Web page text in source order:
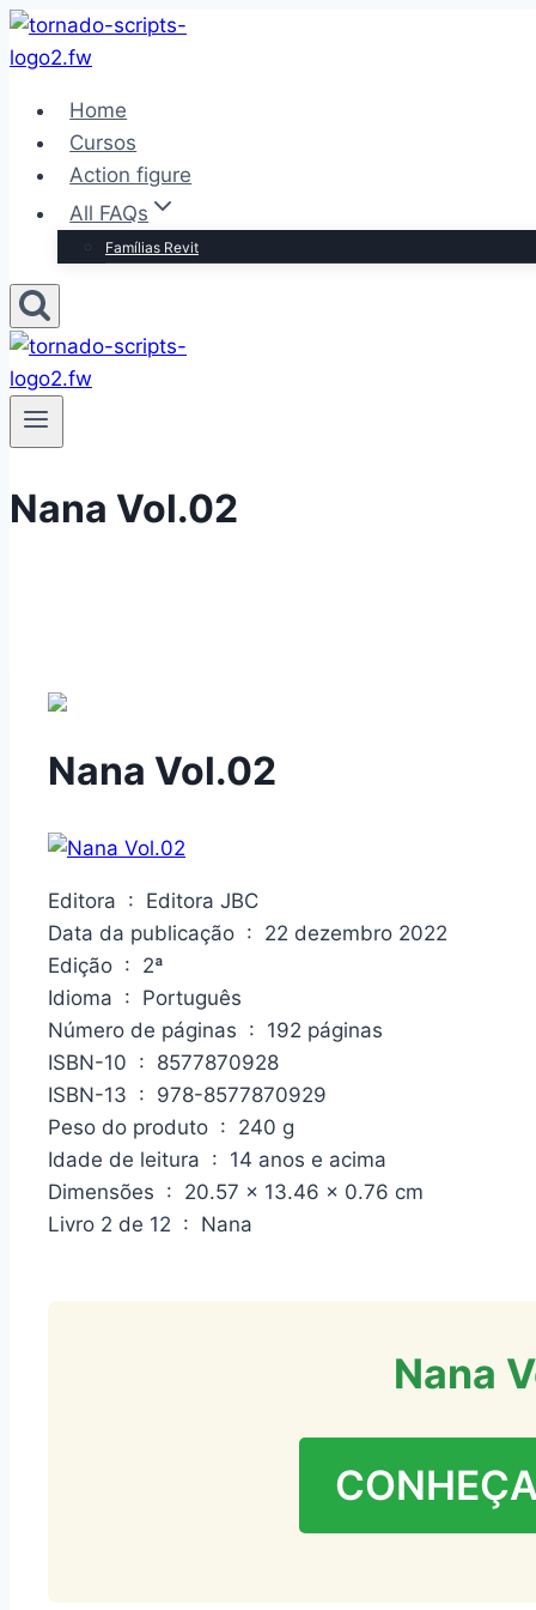
Pular
para
Conteúdo
Home
Cursos
Action figure
All FAQs
Famílias Revit
Nana Vol.02
Nana Vol.02
Editora ‏ : ‎ Editora JBC
Data da publicação ‏ : ‎ 22 dezembro 2022
Edição ‏ : ‎ 2ª
Idioma ‏ : ‎ Português
Número de páginas ‏ : ‎ 192 páginas
ISBN-10 ‏ : ‎ 8577870928
ISBN-13 ‏ : ‎ 978-8577870929
Peso do produto ‏ : ‎ 240 g
Idade de leitura ‏ : ‎ 14 anos e acima
Dimensões ‏ : ‎ 20.57 x 13.46 x 0.76 cm
Livro 2 de 12 ‏ : ‎ Nana
Nana